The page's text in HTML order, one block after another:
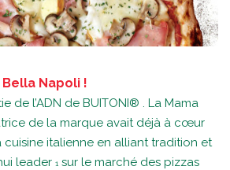
Napoli !
de l’ADN de BUITONI® . La Mama
de la marque avait déjà à cœur
italienne en alliant tradition et
leader 1 sur le marché des pizzas